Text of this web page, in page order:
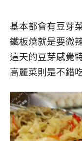
基本都會有豆芽
鐵板燒就是要微
這天的豆芽感覺
高麗菜則是不錯